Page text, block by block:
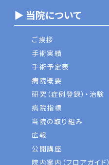
▶ 当院について
ご挨拶
手術実績
手術予定表
病院概要
研究（症例登録）・治験
病院指標
当院の取り組み
広報
公開講座
院内案内（フロアガイド）